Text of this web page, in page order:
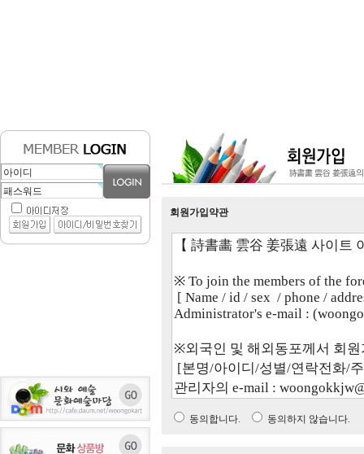
회원가입약관
동의합니다. 동의하지 않습니다.